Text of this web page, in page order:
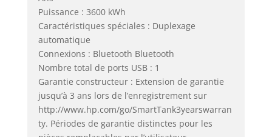
Puissance : 3600 kWh
Caractéristiques spéciales : Duplexage
automatique
Connexions : Bluetooth Bluetooth
Nombre total de ports USB : 1
Garantie constructeur : Extension de garantie
jusqu’à 3 ans lors de l’enregistrement sur
http://www.hp.com/go/SmartTank3yearswarran
ty. Périodes de garantie distinctes pour les